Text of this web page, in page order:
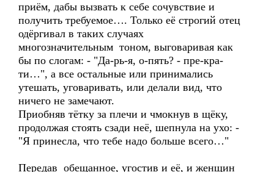
приём, дабы вызвать к себе сочувствие и
получить требуемое…. Только её строгий отец
одёргивал в таких случаях
многозначительным тоном, выговаривая как
бы по слогам: - "Да-рь-я, о-пять? - пре-кра-
ти…", а все остальные или принимались
утешать, уговаривать, или делали вид, что
ничего не замечают.
Приобняв тётку за плечи и чмокнув в щёку,
продолжая стоять сзади неё, шепнула на ухо: -
"Я принесла, что тебе надо больше всего…"
Передав обещанное, угостив и её, и женщин